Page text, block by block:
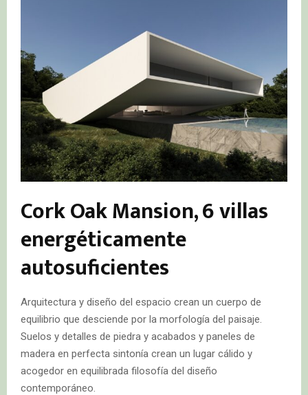
Cork Oak Mansion, 6 villas
energéticamente
autosuficientes
Arquitectura y diseño del espacio crean un cuerpo de
equilibrio que desciende por la morfología del paisaje.
Suelos y detalles de piedra y acabados y paneles de
madera en perfecta sintonía crean un lugar cálido y
acogedor en equilibrada filosofía del diseño
contemporáneo.